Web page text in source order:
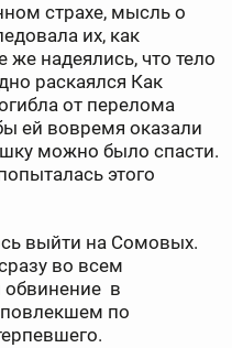
страхе, мысль о
их, как
же надеялись, что тело
раскаялся Как
от перелома
ей вовремя оказали
можно было спасти.
этого
выйти на Сомовых.
во всем
обвинение в
повлекшем по